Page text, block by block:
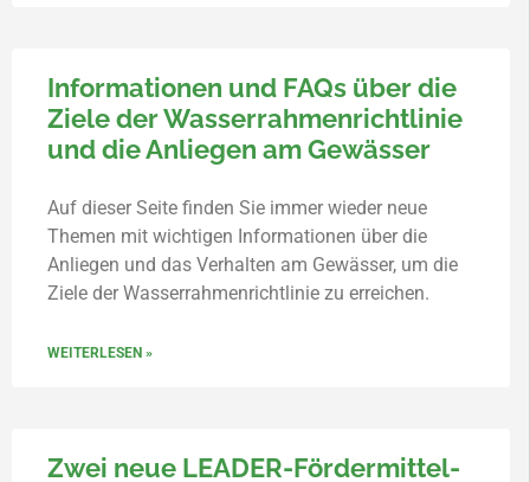
Informationen und FAQs über die
Ziele der Wasserrahmenrichtlinie
und die Anliegen am Gewässer
Auf dieser Seite finden Sie immer wieder neue
Themen mit wichtigen Informationen über die
Anliegen und das Verhalten am Gewässer, um die
Ziele der Wasserrahmenrichtlinie zu erreichen.
WEITERLESEN »
Zwei neue LEADER-Fördermittel-